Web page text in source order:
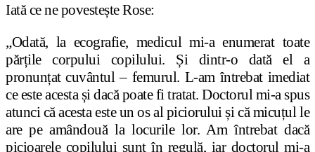
Iată ce ne povestește Rose:
„Odată, la ecografie, medicul mi-a enumerat toate
părțile corpului copilului. Și dintr-o dată el a
pronunțat cuvântul – femurul. L-am întrebat imediat
ce este acesta și dacă poate fi tratat. Doctorul mi-a spus
atunci că acesta este un os al piciorului și că micuțul le
are pe amândouă la locurile lor. Am întrebat dacă
picioarele copilului sunt în regulă, iar doctorul mi-a